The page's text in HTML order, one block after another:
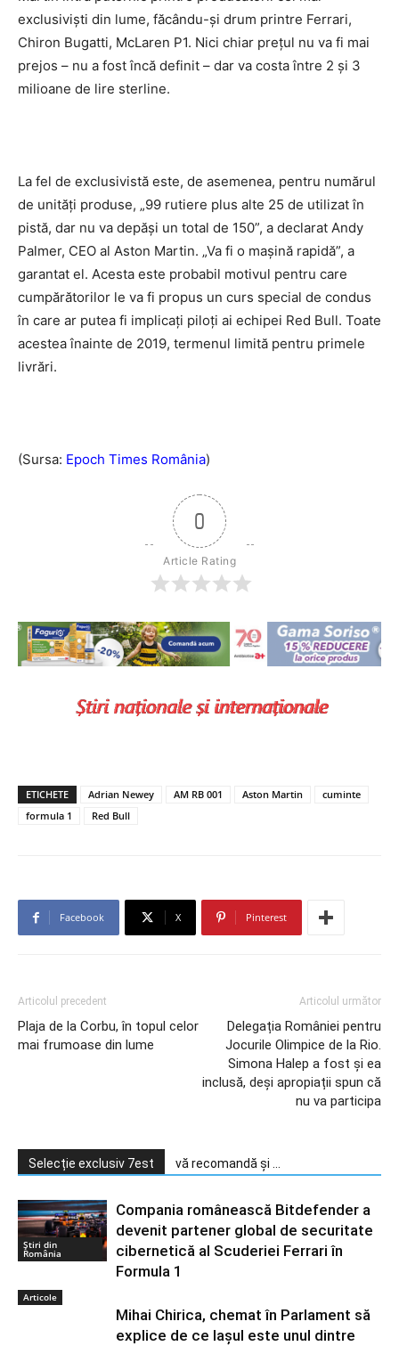
exclusivişti din lume, făcându-şi drum printre Ferrari,
Chiron Bugatti, McLaren P1. Nici chiar preţul nu va fi mai
prejos – nu a fost încă definit – dar va costa între 2 şi 3
milioane de lire sterline.
La fel de exclusivistă este, de asemenea, pentru numărul
de unităţi produse, „99 rutiere plus alte 25 de utilizat în
pistă, dar nu va depăşi un total de 150”, a declarat Andy
Palmer, CEO al Aston Martin. „Va fi o maşină rapidă”, a
garantat el. Acesta este probabil motivul pentru care
cumpărătorilor le va fi propus un curs special de condus
în care ar putea fi implicaţi piloţi ai echipei Red Bull. Toate
acestea înainte de 2019, termenul limită pentru primele
livrări.
(Sursa: Epoch Times România)
0
Article Rating
ETICHETE Adrian Newey AM RB 001 Aston Martin
cuminte
formula 1
Red Bull
Facebook X Pinterest
Articolul precedent
Plaja de la Corbu, în topul celor
mai frumoase din lume
Articolul următor
Delegația României pentru
Jocurile Olimpice de la Rio.
Simona Halep a fost și ea
inclusă, deși apropiații spun că
nu va participa
Selecție exclusiv 7est vă recomandă și ...
Știri din
România
Compania românească Bitdefender a
devenit partener global de securitate
cibernetică al Scuderiei Ferrari în
Formula 1
Articole
Mihai Chirica, chemat în Parlament să
explice de ce Iașul este unul dintre